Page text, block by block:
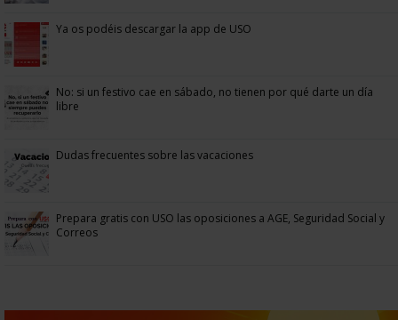
Ya os podéis descargar la app de USO
No: si un festivo cae en sábado, no tienen por qué darte un día
libre
Dudas frecuentes sobre las vacaciones
Prepara gratis con USO las oposiciones a AGE, Seguridad Social y
Correos